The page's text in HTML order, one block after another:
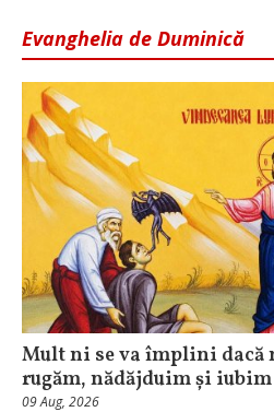
Evanghelia de Duminică
Mult ni se va împlini dacă
rugăm, nădăjduim și iubim
09 Aug, 2026